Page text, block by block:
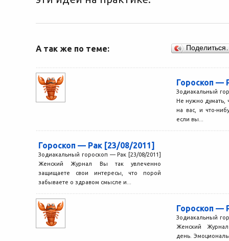
А так же по теме:
Гороскоп —
Зодиакальный
Не нужно думать,
на вас, и что-
если вы...
Гороскоп — Рак [23/08/2011]
Зодиакальный гороскоп — Рак [23/08/2011]
Женский Журнал Вы так увлеченно
защищаете свои интересы, что порой
забываете о здравом смысле и...
Гороскоп —
Зодиакальный
Женский
день.